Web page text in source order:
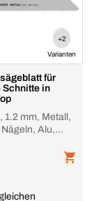
+2
Varianten
für
Schnitte in
1.2 mm, Metall,
Alu,